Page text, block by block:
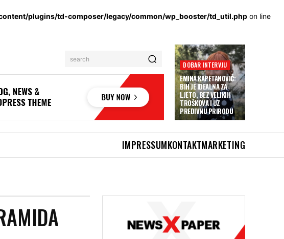
plugins/td-composer/legacy/common/wp_booster/td_util.php on line
search
DOBAR INTERVJU
EMINA KAPETANOVIĆ:
BIH JE IDEALNA ZA
LJETO, BEZ VELIKIH
TROŠKOVA I UZ
PREDIVNU PRIRODU
IMPRESSUMKONTAKTMARKETING